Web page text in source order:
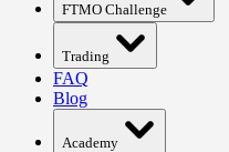
FTMO Challenge
Trading
FAQ
Blog
Academy